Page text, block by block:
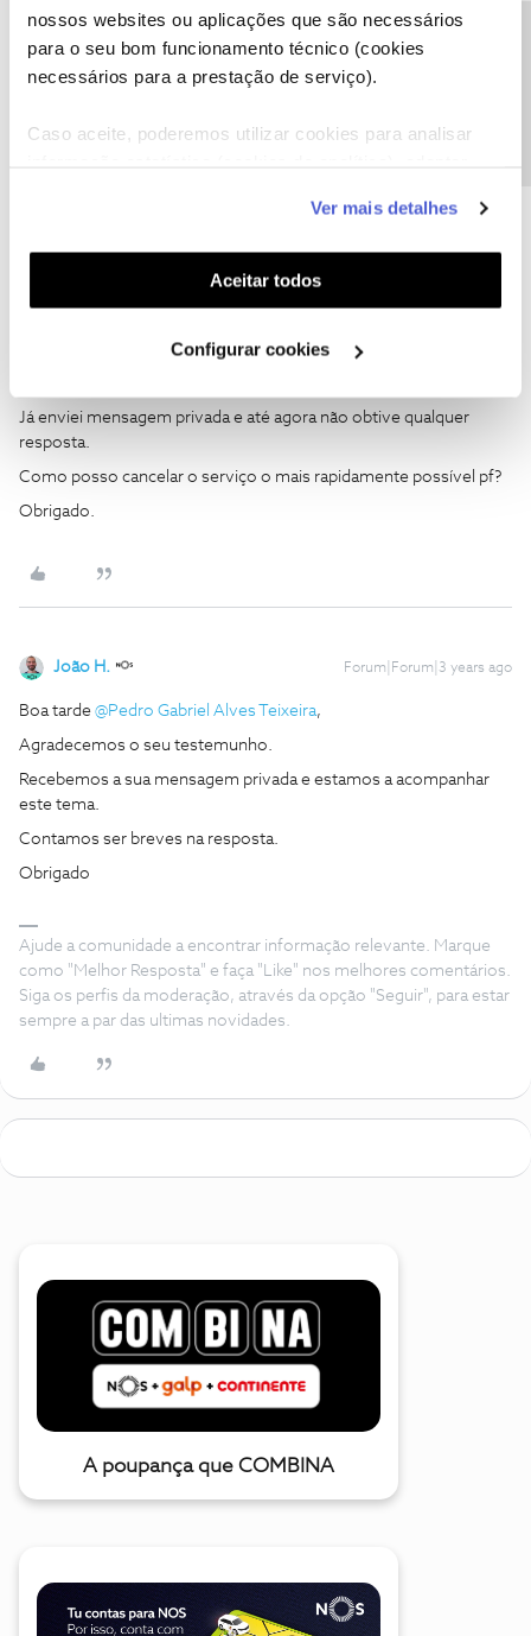
nossos websites ou aplicações que são necessários
para o seu bom funcionamento técnico (cookies
necessários para a prestação de serviço).
Caso aceite, poderemos utilizar cookies para analisar
funcionalidades (cookies de personalização e
funcionalidade) e adaptar anúncios aos seus interesses
(cookies de publicidade personalizada). Pode gerir a
utilização dos cookies clicando em "Configurar
Ver mais detalhes
Aceitar todos
Configurar cookies
acompanhada do seu número de cliente.
Obrigado
como "Melhor Resposta" e faça "Like" nos melhores comentários.
Pedro Gabriel Alves Teixeira
Já enviei mensagem privada e até agora não obtive qualquer
resposta.
Como posso cancelar o serviço o mais rapidamente possível pf?
Obrigado.
João H. Forum|Forum|3 years ago
Boa tarde @Pedro Gabriel Alves Teixeira,
Agradecemos o seu testemunho.
Recebemos a sua mensagem privada e estamos a acompanhar
este tema.
Contamos ser breves na resposta.
Obrigado
Ajude a comunidade a encontrar informação relevante. Marque
como "Melhor Resposta" e faça "Like" nos melhores comentários.
Siga os perfis da moderação, através da opção "Seguir", para estar
sempre a par das ultimas novidades.
A poupança que COMBINA